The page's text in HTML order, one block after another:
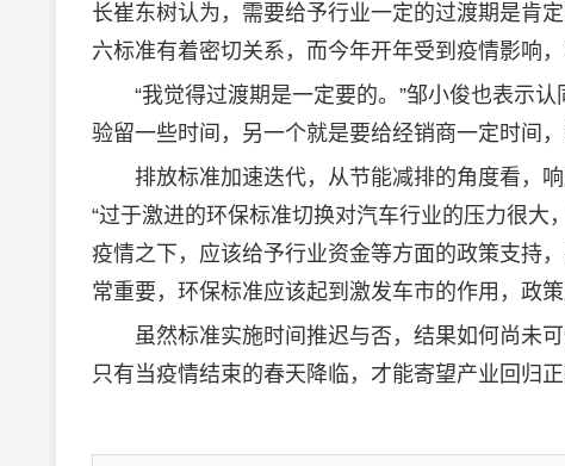
长崔东树认为，需要给予行业一定的过渡期是肯
六标准有着密切关系，而今年开年受到疫情影响
“我觉得过渡期是一定要的。”邹小俊也表示认
验留一些时间，另一个就是要给经销商一定时间
排放标准加速迭代，从节能减排的角度看，响
“过于激进的环保标准切换对汽车行业的压力很大
疫情之下，应该给予行业资金等方面的政策支持
常重要，环保标准应该起到激发车市的作用，政
虽然标准实施时间推迟与否，结果如何尚未可
只有当疫情结束的春天降临，才能寄望产业回归正